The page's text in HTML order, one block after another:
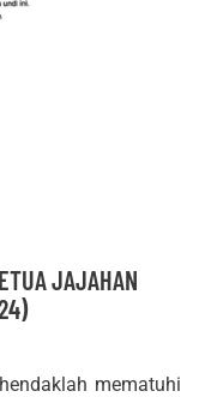
JAJAHAN
mematuhi